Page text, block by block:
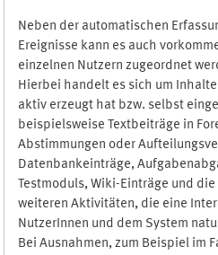
Neben der automatischen
Ereignisse kann es auch
einzelnen Nutzern zugeordnet
Hierbei handelt es sich um
aktiv erzeugt hat bzw. selbst
beispielsweise Textbeiträge in
Abstimmungen oder
Datenbankeinträge,
Testmoduls, Wiki-Einträge und
weiteren Aktivitäten, die eine
NutzerInnen und dem System
Bei Ausnahmen, zum Beispiel im